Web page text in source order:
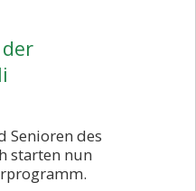
Senioren des
starten nun